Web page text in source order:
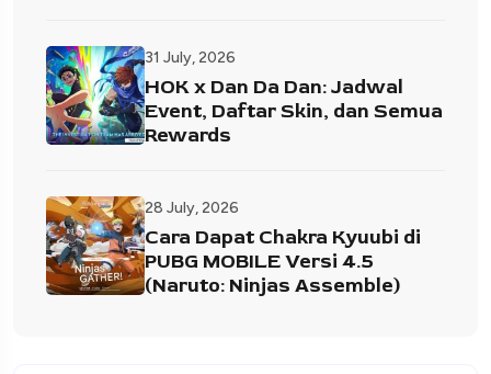
31 July, 2026
HOK x Dan Da Dan: Jadwal
Event, Daftar Skin, dan Semua
Rewards
28 July, 2026
Cara Dapat Chakra Kyuubi di
PUBG MOBILE Versi 4.5
(Naruto: Ninjas Assemble)